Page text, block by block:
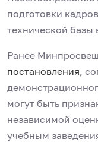
подготовки
технической
Ранее
постановления,
могут быть
независимой
учебным